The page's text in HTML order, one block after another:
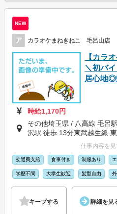
NEW
ア カラオケまねきねこ 毛呂山店
【カラ
＼初バ
居心地
時給1,170円
その他埼玉県 / 八高線 毛呂
沢駅 徒歩 13分東武越生線 東
仕事内容を
交通費支給 食事付き 制服あり
学歴不問 大学生歓迎 髪型自由
キープする 詳細を見